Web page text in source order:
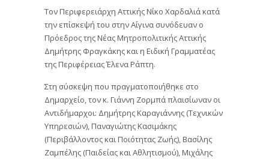
Τον Περιφερειάρχη Αττικής Νίκο Χαρδαλιά κατά
την επίσκεψή του στην Αίγινα συνόδευαν ο
Πρόεδρος της Νέας Μητροπολιτικής Αττικής
Δημήτρης Φραγκάκης και η Ειδική Γραμματέας
της Περιφέρειας Έλενα Ράπτη.
Στη σύσκεψη που πραγματοποιήθηκε στο
Δημαρχείο, τον κ. Γιάννη Ζορμπά πλαισίωναν οι
Αντιδήμαρχοι: Δημήτρης Καραγιάννης (Τεχνικών
Υπηρεσιών), Παναγιώτης Κασιμάκης
(Περιβάλλοντος και Ποιότητας Ζωής), Βασίλης
Ζαμπέλης (Παιδείας και Αθλητισμού), Μιχάλης